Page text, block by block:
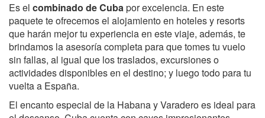
Es el combinado de Cubapor excelencia. En este
paquete te ofrecemos el alojamiento en hoteles y resorts
que harán mejor tu experiencia en este viaje, además, te
brindamos la asesoría completa para que tomes tu vuelo
sin fallas, al igual que los traslados, excursiones o
actividades disponibles en el destino; y luego todo para tu
vuelta a España.
El encanto especial de la Habana y Varadero es ideal para